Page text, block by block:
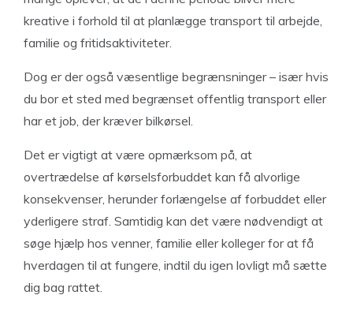
kreative i forhold til at planlægge transport til arbejde,
familie og fritidsaktiviteter.
Dog er der også væsentlige begrænsninger – især hvis
du bor et sted med begrænset offentlig transport eller
har et job, der kræver bilkørsel.
Det er vigtigt at være opmærksom på, at
overtrædelse af kørselsforbuddet kan få alvorlige
konsekvenser, herunder forlængelse af forbuddet eller
yderligere straf. Samtidig kan det være nødvendigt at
søge hjælp hos venner, familie eller kolleger for at få
hverdagen til at fungere, indtil du igen lovligt må sætte
dig bag rattet.